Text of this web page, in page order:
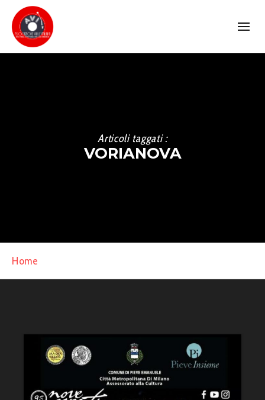
Articoli taggati :
VORIANOVA
Home